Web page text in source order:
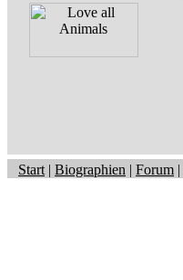
Start | Biographien | Forum |